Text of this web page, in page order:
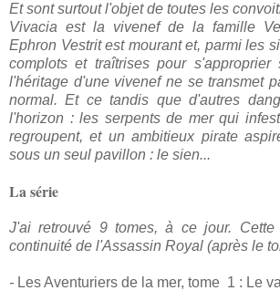
Et sont surtout l'objet de toutes les
Vivacia est la vivenef de la famille
Ephron Vestrit est mourant et, parmi les
complots et traîtrises pour s'approprier
l'héritage d'une vivenef ne se transmet
normal. Et ce tandis que d'autres
l'horizon : les serpents de mer qui
regroupent, et un ambitieux pirate
sous un seul pavillon : le sien...
La série
J'ai retrouvé 9 tomes, à ce jour.
continuité de l'Assassin Royal (après le
- Les Aventuriers de la mer, tome 1 : Le